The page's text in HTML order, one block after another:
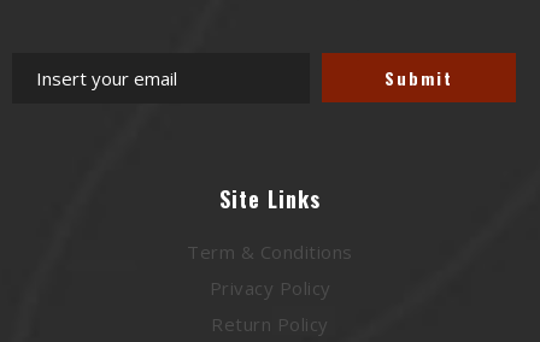
Site Links
Term & Conditions
Privacy Policy
Return Policy